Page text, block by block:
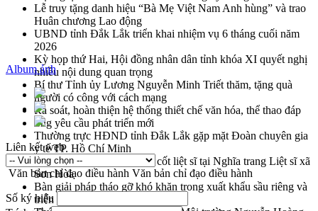
Lễ truy tặng danh hiệu “Bà Mẹ Việt Nam Anh hùng” và trao
Huân chương Lao động
UBND tỉnh Đắk Lắk triển khai nhiệm vụ 6 tháng cuối năm
2026
Kỳ họp thứ Hai, Hội đồng nhân dân tỉnh khóa XI quyết nghị
nhiều nội dung quan trọng
Bí thư Tỉnh ủy Lương Nguyễn Minh Triết thăm, tặng quà
người có công với cách mạng
Rà soát, hoàn thiện hệ thống thiết chế văn hóa, thể thao đáp
ứng yêu cầu phát triển mới
Thường trực HĐND tỉnh Đắk Lắk gặp mặt Đoàn chuyên gia
y tế TP. Hồ Chí Minh
Lễ truy điệu và an táng hài cốt liệt sĩ tại Nghĩa trang Liệt sĩ xã
Sơn Hòa
Bàn giải pháp tháo gỡ khó khăn trong xuất khẩu sầu riêng và
triển khai quy định EUDR
Album ảnh
Liên kết web
Văn bản chỉ đạo điều hành Văn bản chỉ đạo điều hành
Số ký hiệu